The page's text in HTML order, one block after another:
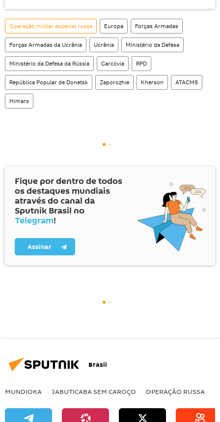
Operação militar especial russa Europa Forças Armadas
Forças Armadas da Ucrânia Ucrânia Ministério da Defesa
Ministério da Defesa da Rússia Carcóvia RPD
República Popular de Donetsk Zaporozhie Kherson ATACMS
Himars
Fique por dentro de todos
os destaques mundiais
através do canal da
Sputnik Brasil no
Telegram!
Assinar
Brasil
MUNDIOKA JABUTICABA SEM CAROÇO OPERAÇÃO RUSSA